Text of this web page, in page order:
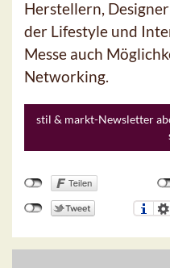
Herstellern,
der Lifestyle und
Messe auch
Networking.
stil & markt-Newsletter